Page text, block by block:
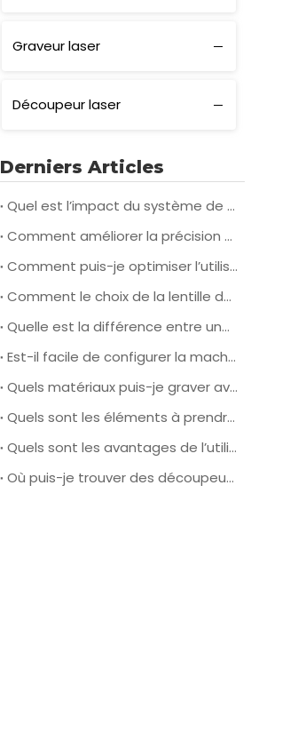
Graveur laser
Découpeur laser
Derniers Articles
Quel est l’impact du système de refroidissement d’une machine de découpe laser à grande vitesse sur ses performances et son efficacité globales ?
Comment améliorer la précision et l'efficacité de la découpe laser pendant le fonctionnement ?
Comment puis-je optimiser l’utilisation des matériaux et réduire les déchets lorsque j’utilise une machine de découpe laser du cuir pour la production ?
Comment le choix de la lentille de la machine laser affecte-t-il la qualité et la vitesse de coupe lorsque vous travaillez avec différents types de matériaux en cuir ?
Quelle est la différence entre une machine de gravure laser faible puissance et haute puissance ?
Est-il facile de configurer la machine laser Redsail ?
Quels matériaux puis-je graver avec un graveur laser basse consommation ?
Quels sont les éléments à prendre en compte lors du choix d’une machine de découpe laser pour portes de passage ?
Quels sont les avantages de l’utilisation d’une machine de découpe laser pour porte de passage ?
Où puis-je trouver des découpeuses et graveuses laser à des prix raisonnables ?